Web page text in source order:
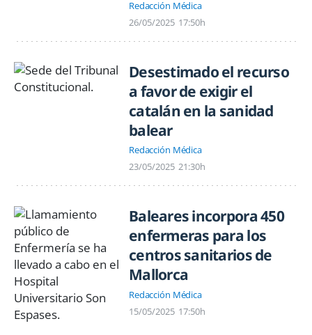
Redacción Médica
26/05/2025 17:50h
Desestimado el recurso
a favor de exigir el
catalán en la sanidad
balear
Redacción Médica
23/05/2025 21:30h
Baleares incorpora 450
enfermeras para los
centros sanitarios de
Mallorca
Redacción Médica
15/05/2025 17:50h